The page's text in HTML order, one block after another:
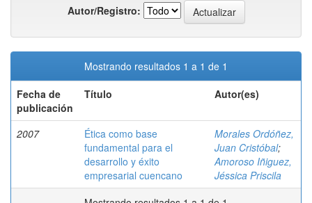
Autor/Registro:
Mostrando resultados 1 a 1 de 1
Fecha de
publicación
Título Autor(es)
2007
Ética como base
fundamental para el
desarrollo y éxito
empresarial cuencano
Morales Ordóñez,
Juan Cristóbal;
Amoroso Iñiguez,
Jéssica Priscila